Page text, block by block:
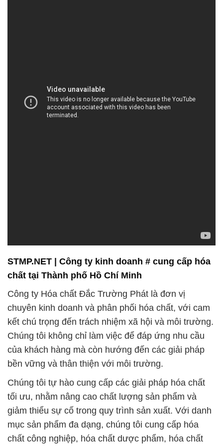
STMP.NET | Công ty kinh doanh # cung cấp hóa
chất tại Thành phố Hồ Chí Minh
Công ty Hóa chất Đắc Trường Phát là đơn vị
chuyên kinh doanh và phân phối hóa chất, với cam
kết chú trọng đến trách nhiệm xã hội và môi trường.
Chúng tôi không chỉ làm việc để đáp ứng nhu cầu
của khách hàng mà còn hướng đến các giải pháp
bền vững và thân thiện với môi trường.
Chúng tôi tự hào cung cấp các giải pháp hóa chất
tối ưu, nhằm nâng cao chất lượng sản phẩm và
giảm thiểu sự cố trong quy trình sản xuất. Với danh
mục sản phẩm đa dạng, chúng tôi cung cấp hóa
chất công nghiệp, hóa chất dược phẩm, hóa chất